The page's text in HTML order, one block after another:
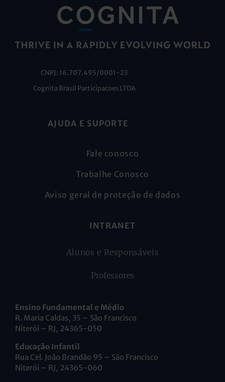
CNPJ: 16.707.495/0001-23
Cognita Brasil Participacoes LTDA
AJUDA E SUPORTE
Fale conosco
Trabalhe Conosco
Aviso geral de proteção de dados
INTRANET
Alunos e Responsáveis
Professores
Ensino Fundamental e Médio
R. Maria Caldas, 35 – São Francisco
Niterói – RJ, 24365-050
Educação Infantil
Rua Cel. João Brandão 95 – São Francisco
Niterói – RJ, 24365-060